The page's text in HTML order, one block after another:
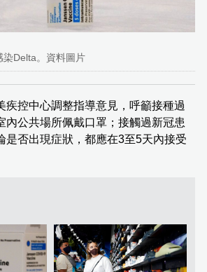
染Delta。資料圖片
疾控中心調整指導意見，呼籲接種過
內公共場所佩戴口罩；接觸過新冠患
是否出現症狀，都應在3至5天內接受